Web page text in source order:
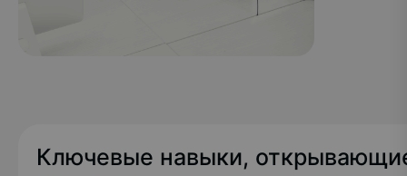
организации и
Ключевые навыки,